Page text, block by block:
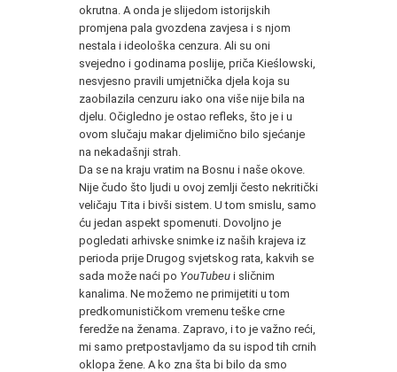
okrutna. A onda je slijedom istorijskih
promjena pala gvozdena zavjesa i s njom
nestala i ideološka cenzura. Ali su oni
svejedno i godinama poslije, priča Kieślowski,
nesvjesno pravili umjetnička djela koja su
zaobilazila cenzuru iako ona više nije bila na
djelu. Očigledno je ostao refleks, što je i u
ovom slučaju makar djelimično bilo sjećanje
na nekadašnji strah.
Da se na kraju vratim na Bosnu i naše okove.
Nije čudo što ljudi u ovoj zemlji često nekritički
veličaju Tita i bivši sistem. U tom smislu, samo
ću jedan aspekt spomenuti. Dovoljno je
pogledati arhivske snimke iz naših krajeva iz
perioda prije Drugog svjetskog rata, kakvih se
sada može naći po YouTubeu i sličnim
kanalima. Ne možemo ne primijetiti u tom
predkomunističkom vremenu teške crne
feredže na ženama. Zapravo, i to je važno reći,
mi samo pretpostavljamo da su ispod tih crnih
oklopa žene. A ko zna šta bi bilo da smo